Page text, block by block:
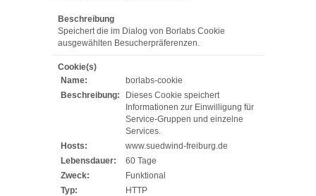
Beschreibung
Speichert die im Dialog von Borlabs Cookie
ausgewählten Besucherpräferenzen.
Cookie(s)
Name:
borlabs-cookie
Beschreibung:
Dieses Cookie speichert
Informationen zur Einwilligung für
Service-Gruppen und einzelne
Services.
Hosts:
www.suedwind-freiburg.de
Lebensdauer:
60 Tage
Zweck:
Funktional
Typ:
HTTP